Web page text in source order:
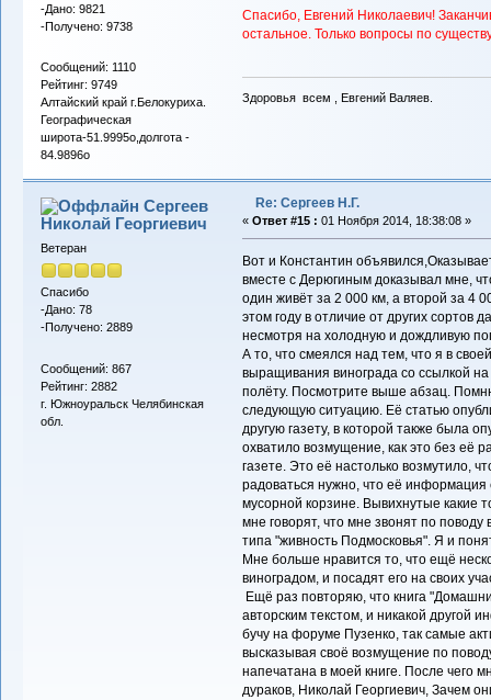
-Дано: 9821
-Получено: 9738
Сообщений: 1110
Рейтинг: 9749
Алтайский край г.Белокуриха.
Географическая
широта-51.9995о,долгота -
84.9896о
Спасибо, Евгений Николаевич!
остальное. Только вопросы по
Здоровья всем , Евгений Валяев.
Сергеев
Николай Георгиевич
Ветеран
Спасибо
-Дано: 78
-Получено: 2889
Сообщений: 867
Рейтинг: 2882
г. Южноуральск Челябинская
обл.
Re: Сергеев Н.Г.
« Ответ #15 : 01 Ноября 2014, 18:38:08 »
Вот и Константин
вместе с Дерюгиным доказывал мне,
один живёт за 2 000 км, а второй за 4
этом году в отличие от других сортов
несмотря на холодную и дождливую
А то, что смеялся над тем, что я в
выращивания винограда со ссылкой
полёту. Посмотрите выше абзац.
следующую ситуацию. Её статью
другую газету, в которой также была
охватило возмущение, как это без её
газете. Это её настолько возмутило,
радоваться нужно, что её
мусорной корзине. Вывихнутые какие
мне говорят, что мне звонят по
типа "живность Подмосковья". Я и
Мне больше нравится то, что ещё
виноградом, и посадят его на своих
Ещё раз повторяю, что книга
авторским текстом, и никакой другой
бучу на форуме Пузенко, так самые
высказывая своё возмущение по
напечатана в моей книге. После чего
дураков, Николай Георгиевич, Зачем